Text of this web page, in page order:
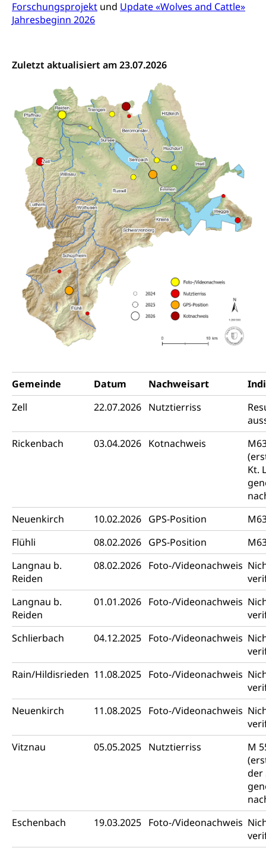
Forschungsprojekt und Update «Wolves and Cattle»
Jahresbeginn 2026
Zuletzt aktualisiert am 23.07.2026
Gemeinde Datum Nachweisart
Zell
22.07.2026 Nutztierriss
Rickenbach
03.04.2026 Kotnachweis
Kt.
Neuenkirch
10.02.2026 GPS-Position
Flühli
08.02.2026 GPS-Position
Langnau b.
Reiden
08.02.2026 Foto-/Videonachweis
Langnau b.
Reiden
01.01.2026 Foto-/Videonachweis
Schlierbach
04.12.2025 Foto-/Videonachweis
Rain/Hildisrieden 11.08.2025 Foto-/Videonachweis
Neuenkirch
11.08.2025 Foto-/Videonachweis
Vitznau
05.05.2025 Nutztierriss
M
der
Eschenbach
19.03.2025 Foto-/Videonachweis